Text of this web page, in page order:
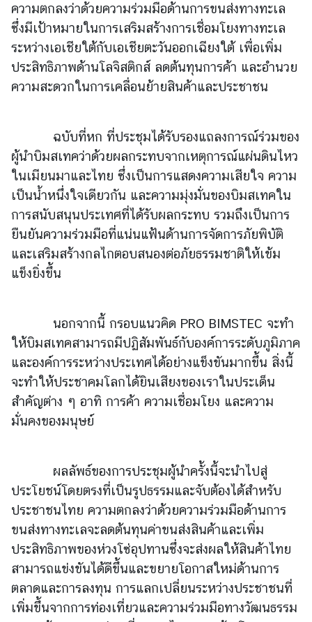
ป
ร
ะ
ก
า
ะ
อื่
น
ๆ
h
a
n
d
N
o
w
ส
ร
แ
ล
ะ
ส
วั
ส
ความตกลงว่าด้วยความร่วมมือด้านการขนส่งทางทะเล
ซึ่งมีเป้าหมายในการเสริมสร้างการเชื่อมโยงทางทะเล
ระหว่างเอเชียใต้กับเอเชียตะวันออกเฉียงใต้ เพื่อเพิ่ม
ประสิทธิภาพด้านโลจิสติกส์ ลดต้นทุนการค้า และอำนวย
ความสะดวกในการเคลื่อนย้ายสินค้าและประชาชน
ฉบับที่หก ที่ประชุมได้รับรองแถลงการณ์ร่วมของ
ผู้นำบิมสเทคว่าด้วยผลกระทบจากเหตุการณ์แผ่นดินไหว
ในเมียนมาและไทย ซึ่งเป็นการแสดงความเสียใจ ความ
เป็นน้ำหนึ่งใจเดียวกัน และความมุ่งมั่นของบิมสเทคใน
การสนับสนุนประเทศที่ได้รับผลกระทบ รวมถึงเป็นการ
ยืนยันความร่วมมือที่แน่นแฟ้นด้านการจัดการภัยพิบัติ
และเสริมสร้างกลไกตอบสนองต่อภัยธรรมชาติให้เข้ม
แข็งยิ่งขึ้น
นอกจากนี้ กรอบแนวคิด PRO BIMSTEC จะทำ
ให้บิมสเทคสามารถมีปฏิสัมพันธ์กับองค์การระดับภูมิภาค
และองค์การระหว่างประเทศได้อย่างแข็งขันมากขึ้น สิ่งนี้
จะทำให้ประชาคมโลกได้ยินเสียงของเราในประเด็น
สำคัญต่าง ๆ อาทิ การค้า ความเชื่อมโยง และความ
มั่นคงของมนุษย์
ผลลัพธ์ของการประชุมผู้นำครั้งนี้จะนำไปสู่
ประโยชน์โดยตรงที่เป็นรูปธรรมและจับต้องได้สำหรับ
ประชาชนไทย ความตกลงว่าด้วยความร่วมมือด้านการ
ขนส่งทางทะเลจะลดต้นทุนค่าขนส่งสินค้าและเพิ่ม
ประสิทธิภาพของห่วงโซ่อุปทานซึ่งจะส่งผลให้สินค้าไทย
สามารถแข่งขันได้ดีขึ้นและขยายโอกาสใหม่ด้านการ
ตลาดและการลงทุน การแลกเปลี่ยนระหว่างประชาชนที่
เพิ่มขึ้นจากการท่องเที่ยวและความร่วมมือทางวัฒนธรรม